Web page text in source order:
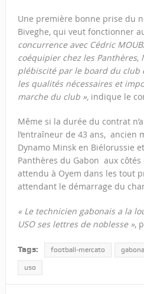
Une première bonne prise du
Biveghe, qui veut fonctionner
concurrence avec Cédric
coéquipier chez les Panthères,
plébiscité par le board du club
les qualités nécessaires et
marche du club »,indique le
Même si la durée du contrat
l’entraîneur de 43 ans, ancien
Dynamo Minsk en Biélorussie
Panthères du Gabon aux côtés
attendu à Oyem dans les tout
attendant le démarrage du
« Le technicien gabonais a la
USO ses lettres de noblesse »,
Tags: football-mercato
uso